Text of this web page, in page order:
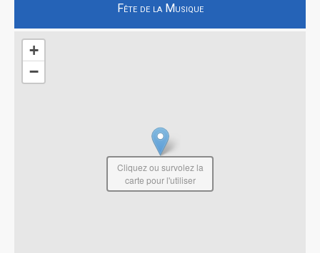
Fête de la Musique
+
−
Cliquez ou survolez la
carte pour l'utiliser